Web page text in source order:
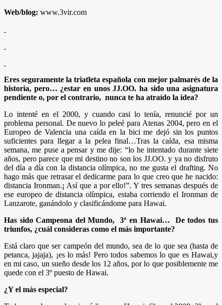
Web/blog: www.3vir.com
Eres seguramente la triatleta española con mejor palmarés de la
historia, pero… ¿estar en unos JJ.OO. ha sido una asignatura
pendiente o, por el contrario, nunca te ha atraído la idea?
Lo intenté en el 2000, y cuando casi lo tenía, renuncié por un
problema personal. De nuevo lo peleé para Atenas 2004, pero en el
Europeo de Valencia una caída en la bici me dejó sin los puntos
suficientes para llegar a la pelea final…Tras la caída, esa misma
semana, me puse a pensar y me dije: “lo he intentado durante siete
años, pero parece que mi destino no son los JJ.OO. y ya no disfruto
del día a día con la distancia olímpica, no me gusta el drafting. No
hago más que retrasar el dedicarme para lo que creo que he nacido:
distancia Ironman.¡ Así que a por ello!”. Y tres semanas después de
ese europeo de distancia olímpica, estaba corriendo el Ironman de
Lanzarote, ganándolo y clasificándome para Hawai.
Has sido Campeona del Mundo, 3ª en Hawai… De todos tus
triunfos, ¿cuál consideras como el más importante?
Está claro que ser campeón del mundo, sea de lo que sea (hasta de
petanca, jajaja), ¡es lo más! Pero todos sabemos lo que es Hawai,y
en mi caso, un sueño desde los 12 años, por lo que posiblemente me
quede con el 3º puesto de Hawai.
¿Y el más especial?